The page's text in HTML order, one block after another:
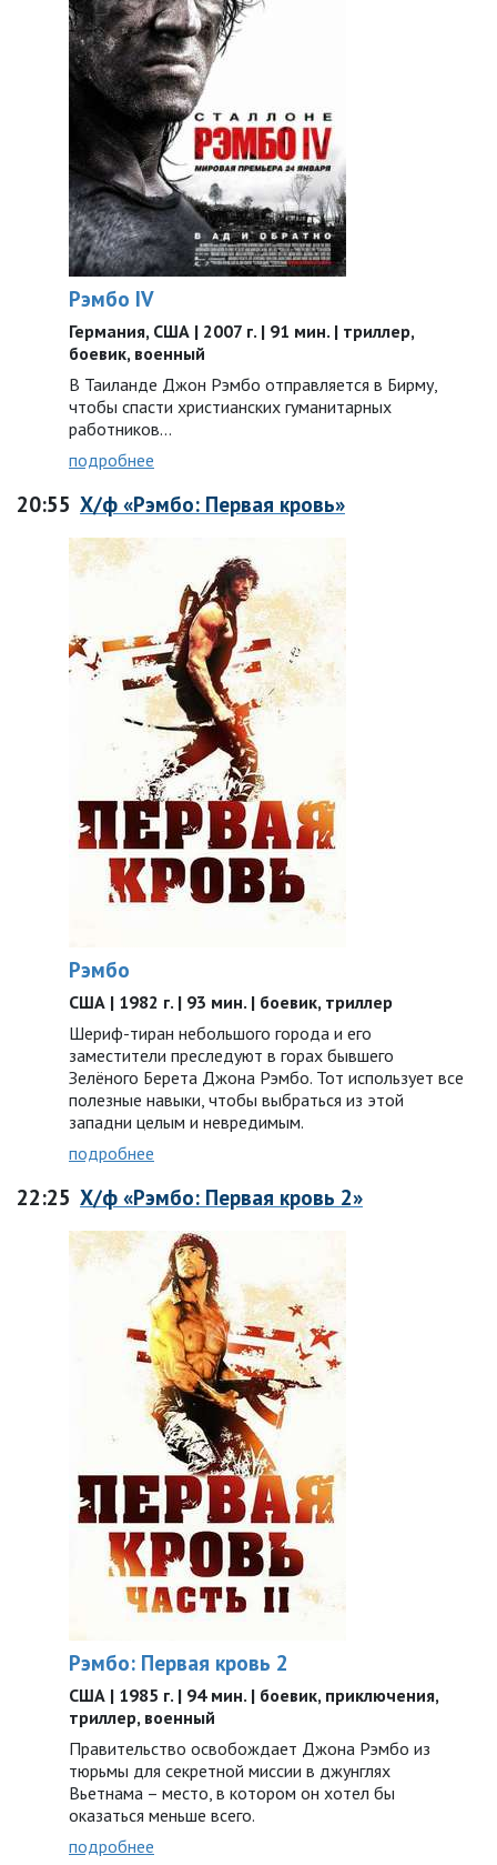
Рэмбо IV
Германия, США | 2007 г. | 91 мин. | триллер,
боевик, военный
В Таиланде Джон Рэмбо отправляется в Бирму,
чтобы спасти христианских гуманитарных
работников…
подробнее
20:55 Х/ф «Рэмбо: Первая кровь»
Рэмбо
США | 1982 г. | 93 мин. | боевик, триллер
Шериф-тиран небольшого города и его
заместители преследуют в горах бывшего
Зелёного Берета Джона Рэмбо. Тот использует все
полезные навыки, чтобы выбраться из этой
западни целым и невредимым.
подробнее
22:25 Х/ф «Рэмбо: Первая кровь 2»
Рэмбо: Первая кровь 2
США | 1985 г. | 94 мин. | боевик, приключения,
триллер, военный
Правительство освобождает Джона Рэмбо из
тюрьмы для секретной миссии в джунглях
Вьетнама – место, в котором он хотел бы
оказаться меньше всего.
подробнее